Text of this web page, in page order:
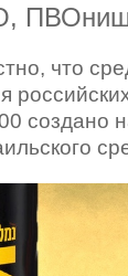
что
создано